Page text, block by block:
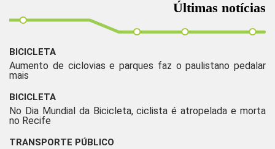
Últimas notícias
BICICLETA
Aumento de ciclovias e parques faz o paulistano pedalar
mais
BICICLETA
No Dia Mundial da Bicicleta, ciclista é atropelada e morta
no Recife
TRANSPORTE PÚBLICO